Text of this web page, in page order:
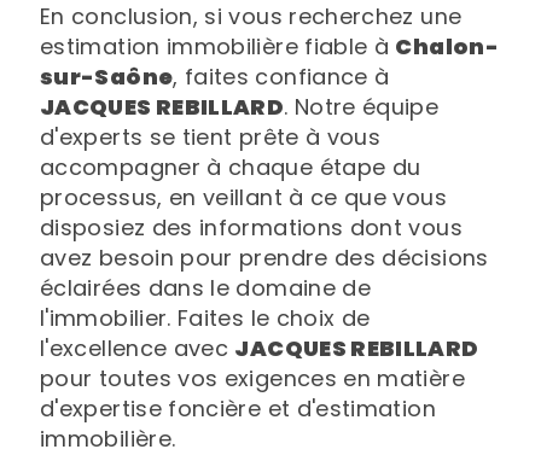
En conclusion, si vous recherchez une
estimation immobilière fiable à Chalon-
sur-Saône, faites confiance à
JACQUES REBILLARD. Notre équipe
d'experts se tient prête à vous
accompagner à chaque étape du
processus, en veillant à ce que vous
disposiez des informations dont vous
avez besoin pour prendre des décisions
éclairées dans le domaine de
l'immobilier. Faites le choix de
l'excellence avec JACQUES REBILLARD
pour toutes vos exigences en matière
d'expertise foncière et d'estimation
immobilière.